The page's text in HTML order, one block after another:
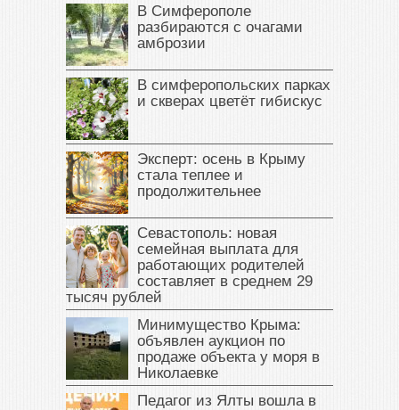
В Симферополе
разбираются с очагами
амброзии
В симферопольских парках
и скверах цветёт гибискус
Эксперт: осень в Крыму
стала теплее и
продолжительнее
Севастополь: новая
семейная выплата для
работающих родителей
составляет в среднем 29
тысяч рублей
Минимущество Крыма:
объявлен аукцион по
продаже объекта у моря в
Николаевке
Педагог из Ялты вошла в